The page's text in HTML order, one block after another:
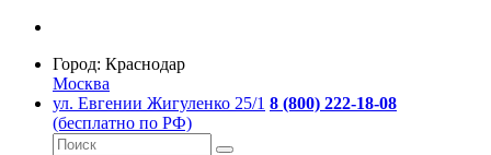
Город: Краснодар
Москва
ул. Евгении Жигуленко 25/1 8 (800) 222-18-08
(бесплатно по РФ)